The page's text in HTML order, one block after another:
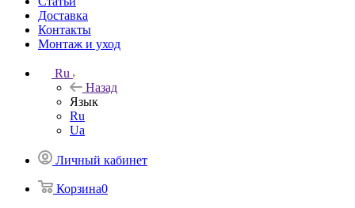
Доставка
Контакты
Монтаж и уход
Ru
Назад
Язык
Ru
Ua
Личный кабинет
Корзина0